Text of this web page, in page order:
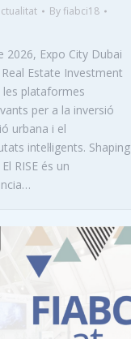
By fiabci18
2026, Expo City Dubai
Estate Investment
plataformes
per a la inversió
urbana i el
intel·ligents. Shaping
RISE és un